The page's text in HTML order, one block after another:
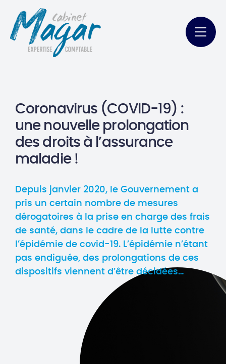
Coronavirus (COVID-19) :
une nouvelle prolongation
des droits à l’assurance
maladie !
Depuis janvier 2020, le Gouvernement a
pris un certain nombre de mesures
dérogatoires à la prise en charge des frais
de santé, dans le cadre de la lutte contre
l’épidémie de covid-19. L’épidémie n’étant
pas endiguée, des prolongations de ces
dispositifs viennent d’être décidées…